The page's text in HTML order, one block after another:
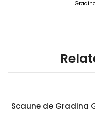
Scaune de Gradina